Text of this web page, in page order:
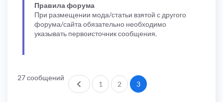
Правила форума
При размещении мода/статьи взятой с другого
форума/сайта обязательно необходимо
указывать первоисточник сообщения.
27 сообщений
Пред.1 2 3